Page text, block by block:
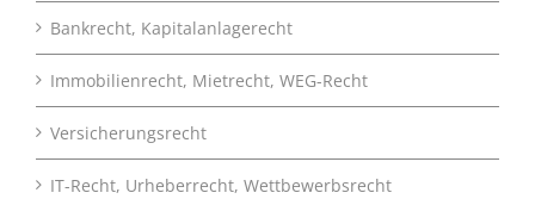
Bankrecht, Kapitalanlagerecht
Immobilienrecht, Mietrecht, WEG-Recht
Versicherungsrecht
IT-Recht, Urheberrecht, Wettbewerbsrecht